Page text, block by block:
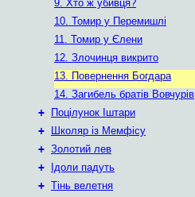
9. Хто ж убивця?
10. Томир у Перемишлі
11. Томир у Єлени
12. Злочинця викрито
13. Повернення Богдара
14. Загибель братів Вовчурів
+
Поцілунок Іштари
+
Школяр із Мемфісу
+ Золотий лев
+
Ідоли падуть
+ Тінь велетня